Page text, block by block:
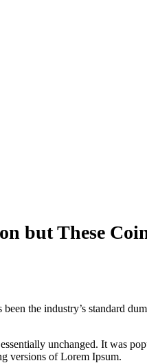
but These
the industry’s standard
unchanged. It was
versions of Lorem Ipsum.